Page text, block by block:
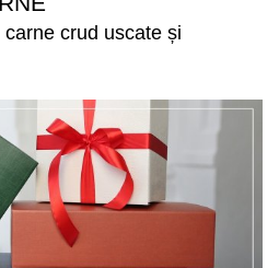
crud uscate și